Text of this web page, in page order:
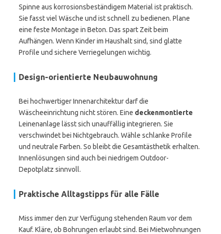
Spinne aus korrosionsbeständigem Material ist praktisch.
Sie fasst viel Wäsche und ist schnell zu bedienen. Plane
eine feste Montage in Beton. Das spart Zeit beim
Aufhängen. Wenn Kinder im Haushalt sind, sind glatte
Profile und sichere Verriegelungen wichtig.
Design-orientierte Neubauwohnung
Bei hochwertiger Innenarchitektur darf die
Wäscheeinrichtung nicht stören. Eine deckenmontierte
Leinenanlage lässt sich unauffällig integrieren. Sie
verschwindet bei Nichtgebrauch. Wähle schlanke Profile
und neutrale Farben. So bleibt die Gesamtästhetik erhalten.
Innenlösungen sind auch bei niedrigem Outdoor-
Depotplatz sinnvoll.
Praktische Alltagstipps für alle Fälle
Miss immer den zur Verfügung stehenden Raum vor dem
Kauf. Kläre, ob Bohrungen erlaubt sind. Bei Mietwohnungen